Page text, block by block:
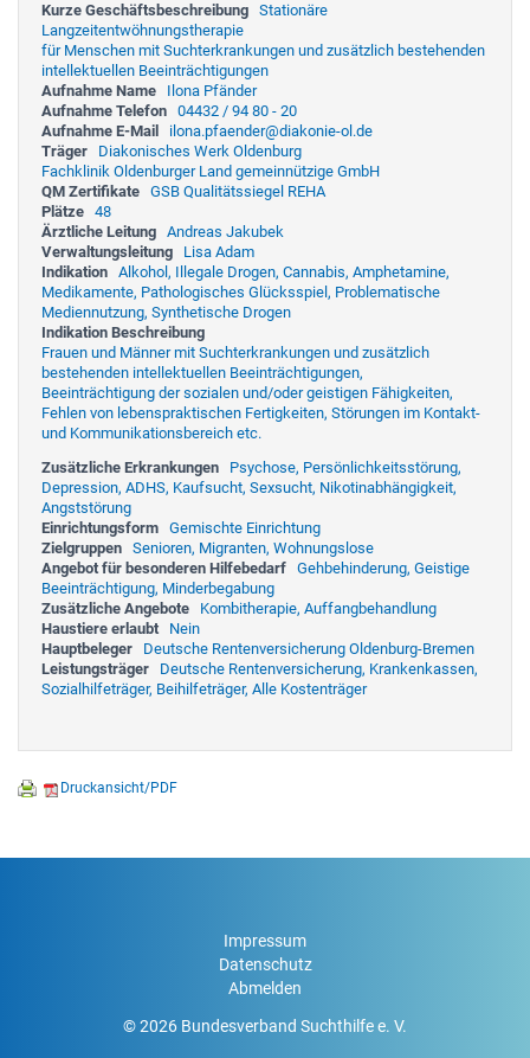
Kurze Geschäftsbeschreibung Stationäre
Langzeitentwöhnungstherapie
für Menschen mit Suchterkrankungen und zusätzlich bestehenden
intellektuellen Beeinträchtigungen
Aufnahme Name
Ilona Pfänder
Aufnahme Telefon 04432 / 94 80 - 20
Aufnahme E-Mail
ilona.pfaender@diakonie-ol.de
Träger
Diakonisches Werk Oldenburg
Fachklinik Oldenburger Land gemeinnützige GmbH
QM Zertifikate GSB Qualitätssiegel REHA
Plätze 48
Ärztliche Leitung Andreas Jakubek
Verwaltungsleitung
Lisa Adam
Indikation Alkohol, Illegale Drogen, Cannabis, Amphetamine,
Medikamente, Pathologisches Glücksspiel, Problematische
Mediennutzung, Synthetische Drogen
Indikation Beschreibung
Frauen und Männer mit Suchterkrankungen und zusätzlich
bestehenden intellektuellen Beeinträchtigungen,
Beeinträchtigung der sozialen und/oder geistigen Fähigkeiten,
Fehlen von lebenspraktischen Fertigkeiten, Störungen im Kontakt-
und Kommunikationsbereich etc.
Zusätzliche Erkrankungen
Psychose, Persönlichkeitsstörung,
Depression, ADHS, Kaufsucht, Sexsucht, Nikotinabhängigkeit,
Angststörung
Einrichtungsform Gemischte Einrichtung
Zielgruppen Senioren, Migranten, Wohnungslose
Angebot für besonderen Hilfebedarf Gehbehinderung, Geistige
Beeinträchtigung, Minderbegabung
Zusätzliche Angebote
Kombitherapie, Auffangbehandlung
Haustiere erlaubt
Nein
Hauptbeleger
Deutsche Rentenversicherung Oldenburg-Bremen
Leistungsträger
Deutsche Rentenversicherung, Krankenkassen,
Sozialhilfeträger, Beihilfeträger, Alle Kostenträger
Druckansicht/PDF
Impressum
Datenschutz
Abmelden
© 2026 Bundesverband Suchthilfe e. V.